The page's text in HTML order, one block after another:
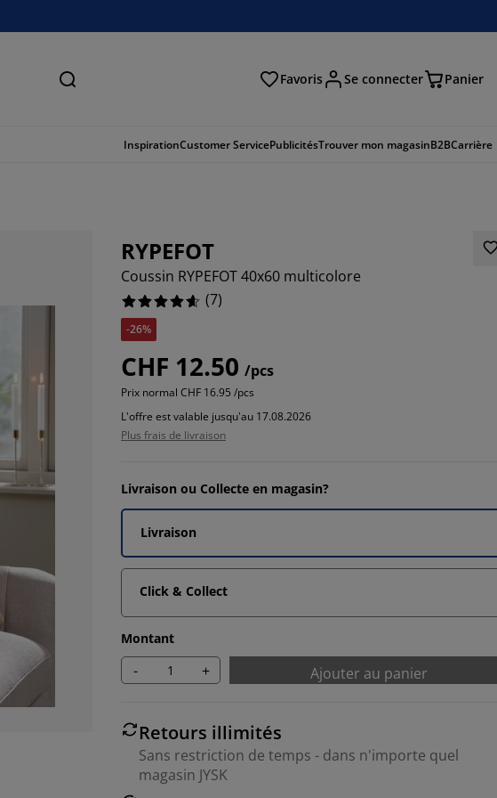
Chercher Favoris Se connecter Panier
InspirationCustomer ServicePublicitésTrouver mon magasinB2BCarrière
RYPEFOT
Coussin RYPEFOT 40x60 multicolore
(7)
-26%
CHF 12.50 /pcs
Prix normal CHF 16.95 /pcs
L'offre est valable jusqu'au 17.08.2026
Plus frais de livraison
Livraison ou Collecte en magasin?
Livraison
Click & Collect
Montant
- + Ajouter au panier
Retours illimités
Sans restriction de temps - dans n'importe quel
magasin JYSK
14.285714285714285%
14.285714285714285%